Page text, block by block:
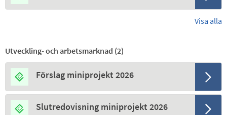
Visa alla
Utveckling- och arbetsmarknad (2)
Förslag miniprojekt 2026
Slutredovisning miniprojekt 2026